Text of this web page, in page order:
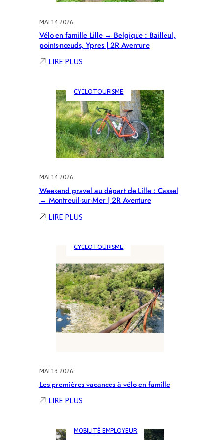
SEREINEMENT
MAI 14 2026
Vélo en famille Lille → Belgique : Bailleul,
points-nœuds, Ypres | 2R Aventure
LIRE PLUS:
FAMILLE
LILLE
→
BELGIQUE
:
BAILLEUL,
POINTS-
2R
AVENTURE
CYCLOTOURISME
MAI 14 2026
Weekend gravel au départ de Lille : Cassel
→ Montreuil-sur-Mer | 2R Aventure
LIRE PLUS:
AU
DE
LILLE
:
CASSEL
→
MONTREUIL-
SUR-
CYCLOTOURISME
MAI 13 2026
Les premières vacances à vélo en famille
LIRE PLUS:
VACANCES
MOBILITÉ EMPLOYEUR